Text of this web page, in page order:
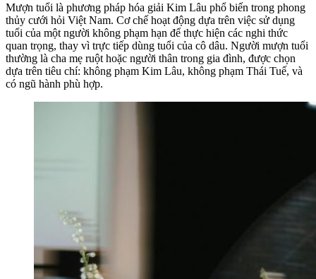
Mượn tuổi là phương pháp hóa giải Kim Lâu phổ biến trong phong
thủy cưới hỏi Việt Nam. Cơ chế hoạt động dựa trên việc sử dụng
tuổi của một người không phạm hạn để thực hiện các nghi thức
quan trọng, thay vì trực tiếp dùng tuổi của cô dâu. Người mượn tuổi
thường là cha mẹ ruột hoặc người thân trong gia đình, được chọn
dựa trên tiêu chí: không phạm Kim Lâu, không phạm Thái Tuế, và
có ngũ hành phù hợp.